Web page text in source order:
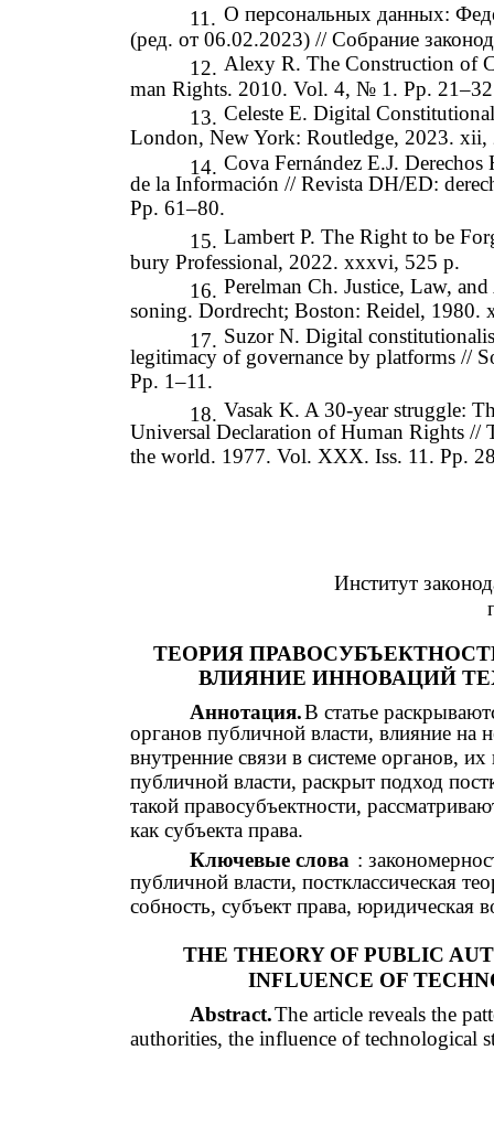
11. О персональных данных:
(ред. от 06.02.2023) // Собрание
12. Alexy R. The Construction of
man Rights. 2010. Vol. 4, № 1. Pp.
13. Celeste E. Digital
London, New York: Routledge, 2023. xii,
14. Cova Fernández E.J.
de la Información // Revista DH/ED:
Pp. 61–80.
15. Lambert P. The Right to be
bury Professional, 2022. xxxvi, 525 p.
16. Perelman Ch. Justice, Law,
soning. Dordrecht; Boston: Reidel, 1980.
17. Suzor N. Digital
legitimacy of governance by platforms //
Pp. 1–11.
18. Vasak K. A 30-year struggle:
Universal Declaration of Human Rights
the world. 1977. Vol. XXX. Iss. 11. Pp.
Институт
ТЕОРИЯ
ВЛИЯНИЕ ИННОВАЦИЙ
Аннотация.В статье
органов публичной власти, влияние на
внутренние связи в системе органов,
публичной власти, раскрыт подход
такой правосубъектности,
как субъекта права.
Ключевые слова :
публичной власти, постклассическая
собность, субъект права, юридическая
THE THEORY OF PUBLIC
INFLUENCE OF
Abstract.The article reveals the
authorities, the influence of technological